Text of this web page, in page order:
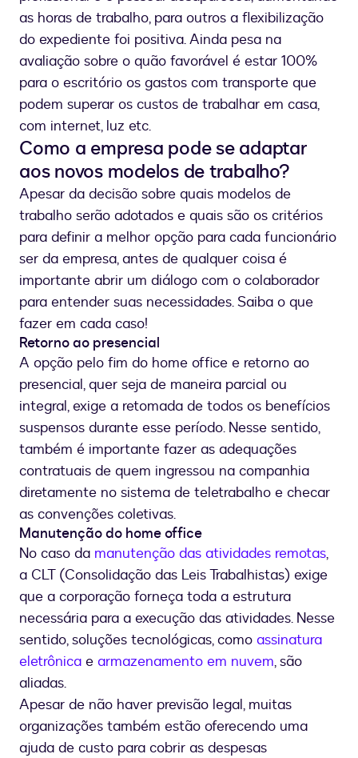
as horas de trabalho, para outros a flexibilização
do expediente foi positiva. Ainda pesa na
avaliação sobre o quão favorável é estar 100%
para o escritório os gastos com transporte que
podem superar os custos de trabalhar em casa,
com internet, luz etc.
Como a empresa pode se adaptar
aos novos modelos de trabalho?
Apesar da decisão sobre quais modelos de
trabalho serão adotados e quais são os critérios
para definir a melhor opção para cada funcionário
ser da empresa, antes de qualquer coisa é
importante abrir um diálogo com o colaborador
para entender suas necessidades. Saiba o que
fazer em cada caso!
Retorno ao presencial
A opção pelo fim do home office e retorno ao
presencial, quer seja de maneira parcial ou
integral, exige a retomada de todos os benefícios
suspensos durante esse período. Nesse sentido,
também é importante fazer as adequações
contratuais de quem ingressou na companhia
diretamente no sistema de teletrabalho e checar
as convenções coletivas.
Manutenção do home office
No caso da manutenção das atividades remotas,
a CLT (Consolidação das Leis Trabalhistas) exige
que a corporação forneça toda a estrutura
necessária para a execução das atividades. Nesse
sentido, soluções tecnológicas, como assinatura
eletrônica e armazenamento em nuvem, são
aliadas.
Apesar de não haver previsão legal, muitas
organizações também estão oferecendo uma
ajuda de custo para cobrir as despesas